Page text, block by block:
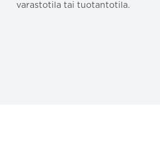
varastotila tai tuotantotila.